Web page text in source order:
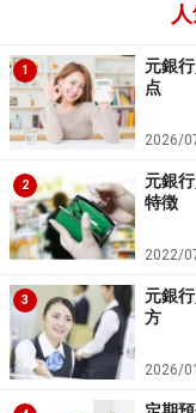
掲載情報の正確性・
が、その内容を保証
などについて当社は
最新の情報や詳細につ
の公式情報をご確認く
【編集部からのお知
・「家計」について、
中です！
※抽選で20名に
※謝礼付きの限定ア
なります
1
元銀
点
2026/
2
元銀
特徴
2022/
3
元銀
方
2026/